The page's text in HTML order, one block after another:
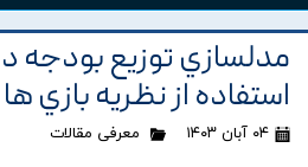
مدلسازي توزيع بودجه در
استفاده از نظريه بازي ها
۰۴ آبان ۱۴۰۳ معرفی مقالات